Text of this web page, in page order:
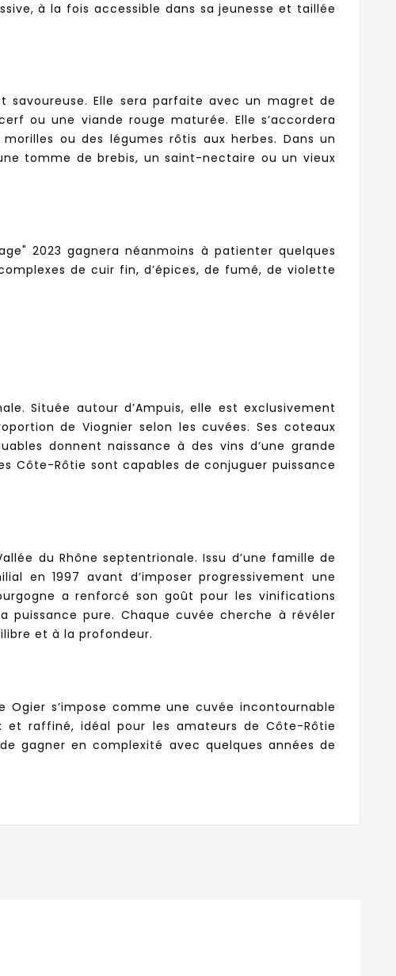
à la fois accessible dans sa jeunesse et taillée
savoureuse. Elle sera parfaite avec un magret de
ou une viande rouge maturée. Elle s’accordera
ou des légumes rôtis aux herbes. Dans un
tomme de brebis, un saint-nectaire ou un vieux
2023 gagnera néanmoins à patienter quelques
de cuir fin, d’épices, de fumé, de violette
Située autour d’Ampuis, elle est exclusivement
de Viognier selon les cuvées. Ses coteaux
donnent naissance à des vins d’une grande
Côte-Rôtie sont capables de conjuguer puissance
du Rhône septentrionale. Issu d’une famille de
en 1997 avant d’imposer progressivement une
a renforcé son goût pour les vinifications
pure. Chaque cuvée cherche à révéler
et à la profondeur.
Ogier s’impose comme une cuvée incontournable
et raffiné, idéal pour les amateurs de Côte-Rôtie
gagner en complexité avec quelques années de